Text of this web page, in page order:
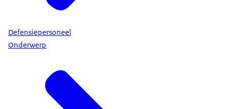
Defensiepersoneel
Onderwerp